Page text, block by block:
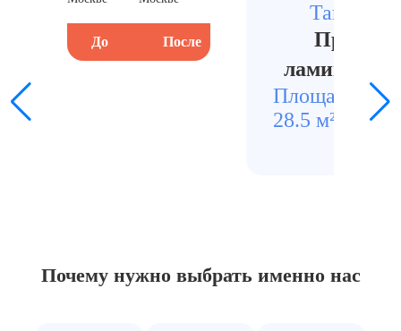
До После
ламината в
Площадь
28.5 м²
Почему нужно выбрать именно нас